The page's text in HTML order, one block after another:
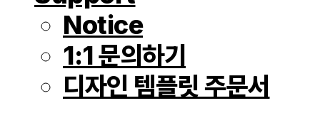
Notice
1:1 문의하기
디자인 템플릿 주문서